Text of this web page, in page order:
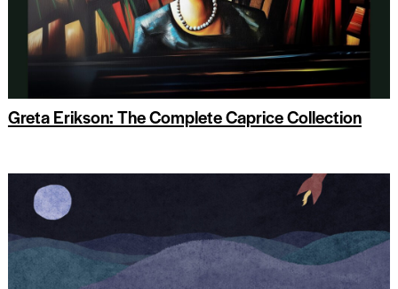
Greta Erikson: The Complete Caprice Collection